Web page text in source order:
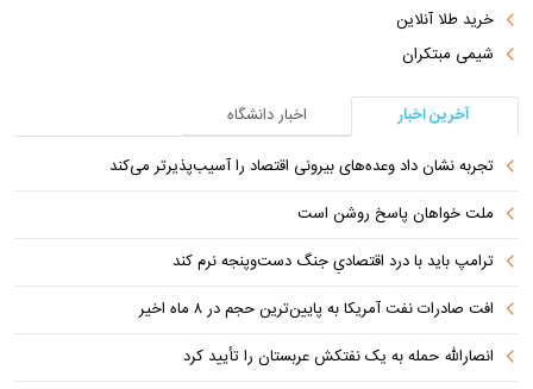
خرید طلا آنلاین
شیمی مبتکران
آخرین اخبار
اخبار دانشگاه
تجربه نشان داد وعده‌های بیرونی اقتصاد را آسیب‌پذیرتر می‌کند
ملت خواهان پاسخ روشن است
ترامپ باید با درد اقتصادیِ جنگ دست‌و‌پنجه نرم کند
افت صادرات نفت آمریکا به پایین‌ترین حجم در ۸ ماه اخیر
انصارالله حمله به یک نفتکش عربستان را تأیید کرد